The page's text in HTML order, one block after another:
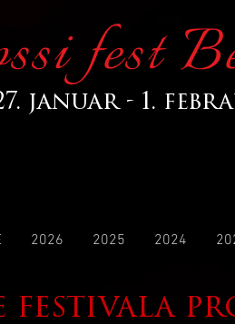
fest
januar - 1.
2026 2025 2024
festivala